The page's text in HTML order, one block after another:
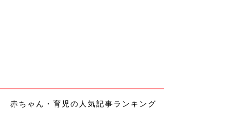
赤ちゃん・育児の人気記事ランキング